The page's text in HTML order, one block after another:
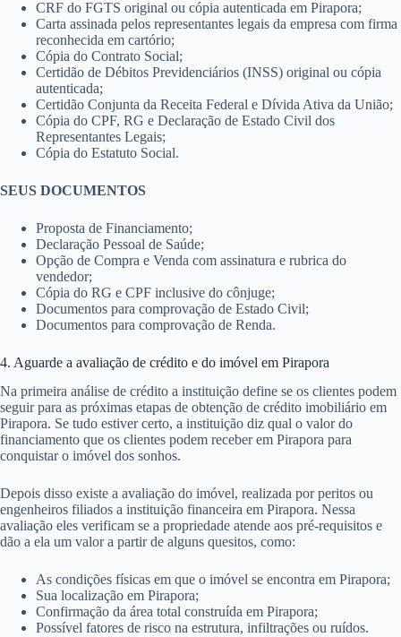
CRF do FGTS original ou cópia autenticada em Pirapora;
Carta assinada pelos representantes legais da empresa com firma
reconhecida em cartório;
Cópia do Contrato Social;
Certidão de Débitos Previdenciários (INSS) original ou cópia
autenticada;
Certidão Conjunta da Receita Federal e Dívida Ativa da União;
Cópia do CPF, RG e Declaração de Estado Civil dos
Representantes Legais;
Cópia do Estatuto Social.
SEUS DOCUMENTOS
Proposta de Financiamento;
Declaração Pessoal de Saúde;
Opção de Compra e Venda com assinatura e rubrica do
vendedor;
Cópia do RG e CPF inclusive do cônjuge;
Documentos para comprovação de Estado Civil;
Documentos para comprovação de Renda.
4. Aguarde a avaliação de crédito e do imóvel em Pirapora
Na primeira análise de crédito a instituição define se os clientes podem
seguir para as próximas etapas de obtenção de crédito imobiliário em
Pirapora. Se tudo estiver certo, a instituição diz qual o valor do
financiamento que os clientes podem receber em Pirapora para
conquistar o imóvel dos sonhos.
Depois disso existe a avaliação do imóvel, realizada por peritos ou
engenheiros filiados a instituição financeira em Pirapora. Nessa
avaliação eles verificam se a propriedade atende aos pré-requisitos e
dão a ela um valor a partir de alguns quesitos, como:
As condições físicas em que o imóvel se encontra em Pirapora;
Sua localização em Pirapora;
Confirmação da área total construída em Pirapora;
Possível fatores de risco na estrutura, infiltrações ou ruídos.